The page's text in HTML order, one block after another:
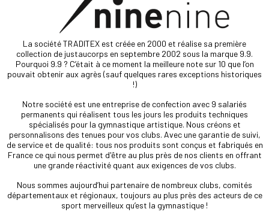
La société TRADITEX est créée en 2000 et réalise sa première
collection de justaucorps en septembre 2002 sous la marque 9.9.
Pourquoi 9.9 ? C’était à ce moment la meilleure note sur 10 que l’on
pouvait obtenir aux agrès (sauf quelques rares exceptions historiques
!)
Notre société est une entreprise de confection avec 9 salariés
permanents qui réalisent tous les jours les produits techniques
spécialisés pour la gymnastique artistique. Nous créons et
personnalisons des tenues pour vos clubs. Avec une garantie de suivi,
de service et de qualité: tous nos produits sont conçus et fabriqués en
France ce qui nous permet d'être au plus près de nos clients en offrant
une grande réactivité quant aux exigences de vos clubs.
Nous sommes aujourd’hui partenaire de nombreux clubs, comités
départementaux et régionaux, toujours au plus près des acteurs de ce
sport merveilleux qu’est la gymnastique !